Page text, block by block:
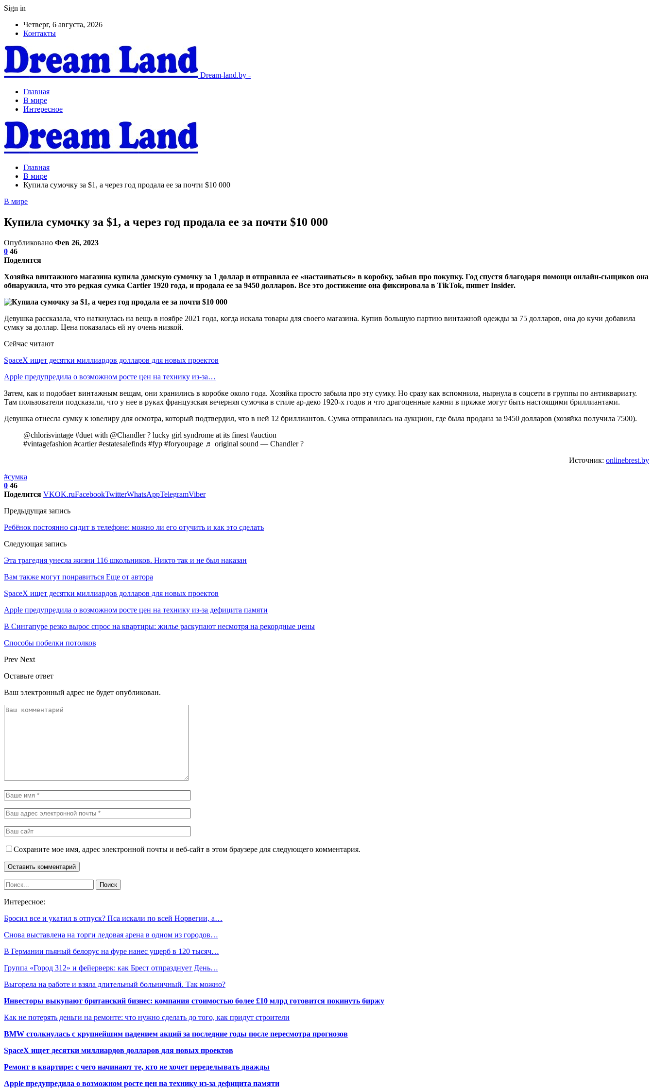
Sign in
Четверг, 6 августа, 2026
Контакты
Dream-land.by -
Главная
В мире
Интересное
Главная
В мире
Купила сумочку за $1, а через год продала ее за почти $10 000
В мире
Купила сумочку за $1, а через год продала ее за почти $10 000
Опубликовано Фев 26, 2023
0 46
Поделится
Хозяйка винтажного магазина купила дамскую сумочку за 1 доллар и отправила ее «настаиваться» в коробку, забыв про покупку. Год спустя благодаря помощи онлайн-сыщиков она
обнаружила, что это редкая сумка Cartier 1920 года, и продала ее за 9450 долларов. Все это достижение она фиксировала в TikTok, пишет Insider.
Девушка рассказала, что наткнулась на вещь в ноябре 2021 года, когда искала товары для своего магазина. Купив большую партию винтажной одежды за 75 долларов, она до кучи добавила
сумку за доллар. Цена показалась ей ну очень низкой.
Сейчас читают
SpaceX ищет десятки миллиардов долларов для новых проектов
Apple предупредила о возможном росте цен на технику из-за…
Затем, как и подобает винтажным вещам, они хранились в коробке около года. Хозяйка просто забыла про эту сумку. Но сразу как вспомнила, нырнула в соцсети в группы по антиквариату.
Там пользователи подсказали, что у нее в руках французская вечерняя сумочка в стиле ар-деко 1920-х годов и что драгоценные камни в пряжке могут быть настоящими бриллиантами.
Девушка отнесла сумку к ювелиру для осмотра, который подтвердил, что в ней 12 бриллиантов. Сумка отправилась на аукцион, где была продана за 9450 долларов (хозяйка получила 7500).
@chlorisvintage #duet with @Chandler ? lucky girl syndrome at its finest #auction
#vintagefashion #cartier #estatesalefinds #fyp #foryoupage ♬ original sound — Chandler ?
Источник: onlinebrest.by
#сумка
0 46
Поделится VKOK.ruFacebookTwitterWhatsAppTelegramViber
Предыдущая запись
Ребёнок постоянно сидит в телефоне: можно ли его отучить и как это сделать
Следующая запись
Эта трагедия унесла жизни 116 школьников. Никто так и не был наказан
Вам также могут понравиться Еще от автора
SpaceX ищет десятки миллиардов долларов для новых проектов
Apple предупредила о возможном росте цен на технику из-за дефицита памяти
В Сингапуре резко вырос спрос на квартиры: жилье раскупают несмотря на рекордные цены
Способы побелки потолков
Prev Next
Оставьте ответ
Ваш электронный адрес не будет опубликован.
Сохраните мое имя, адрес электронной почты и веб-сайт в этом браузере для следующего комментария.
Интересное:
Бросил все и укатил в отпуск? Пса искали по всей Норвегии, а…
Снова выставлена на торги ледовая арена в одном из городов…
В Германии пьяный белорус на фуре нанес ущерб в 120 тысяч…
Группа «Город 312» и фейерверк: как Брест отпразднует День…
Выгорела на работе и взяла длительный больничный. Так можно?
Инвесторы выкупают британский бизнес: компания стоимостью более £10 млрд готовится покинуть биржу
Как не потерять деньги на ремонте: что нужно сделать до того, как придут строители
BMW столкнулась с крупнейшим падением акций за последние годы после пересмотра прогнозов
SpaceX ищет десятки миллиардов долларов для новых проектов
Ремонт в квартире: с чего начинают те, кто не хочет переделывать дважды
Apple предупредила о возможном росте цен на технику из-за дефицита памяти